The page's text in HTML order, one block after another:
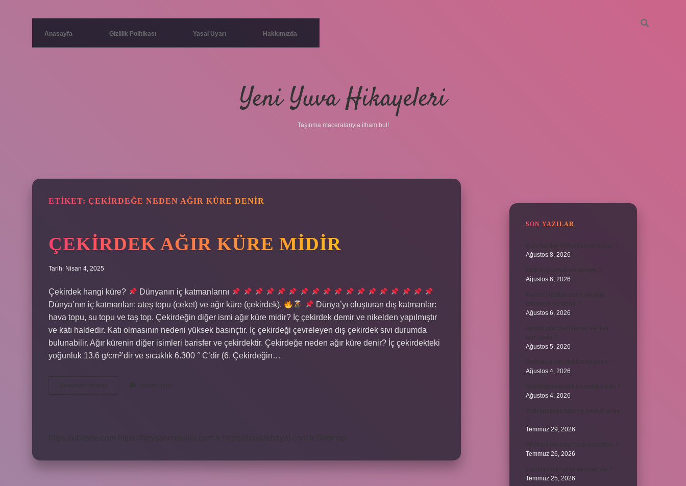
Anasayfa Gizlilik Politikası Yasal Uyarı Hakkımızda
Yeni Yuva Hikayeleri
Taşınma maceralarıyla ilham bul!
ETIKET: ÇEKIRDEĞE NEDEN AĞIR KÜRE DENIR
ÇEKIRDEK AĞIR KÜRE MIDIR
Tarih: Nisan 4, 2025
Çekirdek hangi küre?
Dünyanın iç katmanlarını
Dünya’nın iç katmanları: ateş topu (ceket) ve ağır küre (çekirdek).
Dünya’yı oluşturan dış katmanlar:
hava topu, su topu ve taş top. Çekirdeğin diğer ismi ağır küre midir? İç çekirdek demir ve nikelden yapılmıştır
ve katı haldedir. Katı olmasının nedeni yüksek basınçtır. İç çekirdeği çevreleyen dış çekirdek sıvı durumda
bulunabilir. Ağır kürenin diğer isimleri barisfer ve çekirdektir. Çekirdeğe neden ağır küre denir? İç çekirdekteki
yoğunluk 13.6 g/cm³’dir ve sıcaklık 6.300 ° C’dir (6. Çekirdeğin…
SON YAZILAR
Ağustos 8, 2026
Ağustos 6, 2026
Ağustos 6, 2026
Ağustos 5, 2026
Ağustos 4, 2026
Ağustos 4, 2026
Temmuz 29, 2026
Temmuz 26, 2026
Temmuz 25, 2026